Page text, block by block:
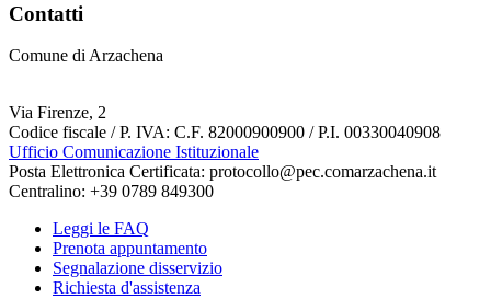
Contatti
Comune di Arzachena
Via Firenze, 2
Codice fiscale / P. IVA: C.F. 82000900900 / P.I. 00330040908
Ufficio Comunicazione Istituzionale
Posta Elettronica Certificata: protocollo@pec.comarzachena.it
Centralino: +39 0789 849300
Leggi le FAQ
Prenota appuntamento
Segnalazione disservizio
Richiesta d'assistenza